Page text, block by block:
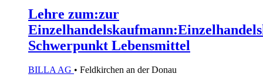
Lehre zum:zur
Schwerpunkt Lebensmittel
BILLA AG • Feldkirchen an der Donau